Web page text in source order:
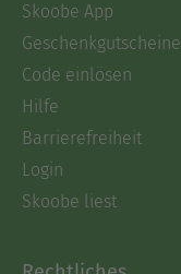
Skoobe App
Geschenkgutscheine
Code einlösen
Hilfe
Barrierefreiheit
Login
Skoobe liest